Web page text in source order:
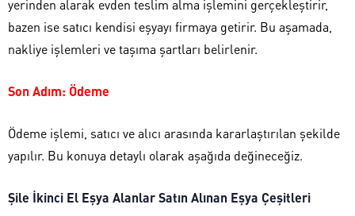
yerinden alarak evden teslim alma işlemini gerçekleştirir,
bazen ise satıcı kendisi eşyayı firmaya getirir. Bu aşamada,
nakliye işlemleri ve taşıma şartları belirlenir.
Son Adım: Ödeme
Ödeme işlemi, satıcı ve alıcı arasında kararlaştırılan şekilde
yapılır. Bu konuya detaylı olarak aşağıda değineceğiz.
Şile İkinci El Eşya Alanlar Satın Alınan Eşya Çeşitleri